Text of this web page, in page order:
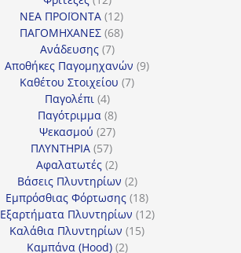
προϊόντα
ΝΕΑ ΠΡΟΪΟΝΤΑ 1212
προϊόντα
ΠΑΓΟΜΗΧΑΝΕΣ 6868
Ανάδευσης 77
προϊόντα
Αποθήκες Παγομηχανών 99
Καθέτου Στοιχείου 77
Παγολέπι 44
προϊόντα
Παγότριμμα 88
προϊόντα
Ψεκασμού 2727
προϊόντα
ΠΛΥΝΤΗΡΙΑ 5757
προϊόντα
Αφαλατωτές 22
προϊόντα
Βάσεις Πλυντηρίων 22
προϊόντα
Εμπρόσθιας Φόρτωσης 1818
προϊόντα
Εξαρτήματα Πλυντηρίων 1212
Καλάθια Πλυντηρίων 1515
Καμπάνα (Hood) 22